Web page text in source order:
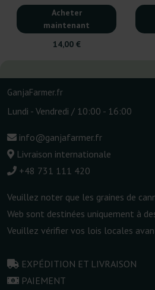
Acheter
maintenant
14,00 €
GanjaFarmer.fr
Lundi - Vendredi / 10:00 - 16:00
info@ganjafarmer.fr
Livraison internationale
+48 731 111 420
Veuillez noter que les graines de
Web sont destinées uniquement à
Veuillez vérifier vos lois locales
EXPÉDITION ET LIVRAISON
PAIEMENT